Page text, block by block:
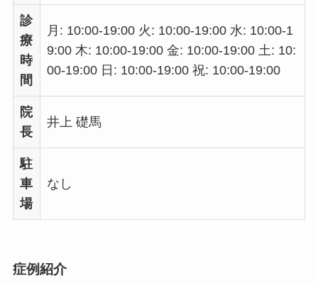
診
療
時
間
月: 10:00-19:00 火: 10:00-19:00 水: 10:00-1
9:00 木: 10:00-19:00 金: 10:00-19:00 土: 10:
00-19:00 日: 10:00-19:00 祝: 10:00-19:00
院
長
井上 礎馬
駐
車
場
なし
症例紹介